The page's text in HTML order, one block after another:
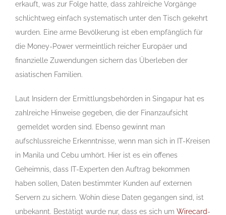
erkauft, was zur Folge hatte, dass zahlreiche Vorgänge
schlichtweg einfach systematisch unter den Tisch gekehrt
wurden. Eine arme Bevölkerung ist eben empfänglich für
die Money-Power vermeintlich reicher Europäer und
finanzielle Zuwendungen sichern das Überleben der
asiatischen Familien.
Laut Insidern der Ermittlungsbehörden in Singapur hat es
zahlreiche Hinweise gegeben, die der Finanzaufsicht
gemeldet worden sind. Ebenso gewinnt man
aufschlussreiche Erkenntnisse, wenn man sich in IT-Kreisen
in Manila und Cebu umhört. Hier ist es ein offenes
Geheimnis, dass IT-Experten den Auftrag bekommen
haben sollen, Daten bestimmter Kunden auf externen
Servern zu sichern. Wohin diese Daten gegangen sind, ist
unbekannt. Bestätigt wurde nur, dass es sich um Wirecard-